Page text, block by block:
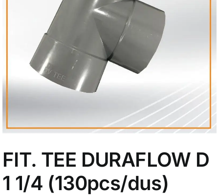
My Account
FIT. TEE DURAFLOW D
1 1/4 (130pcs/dus)